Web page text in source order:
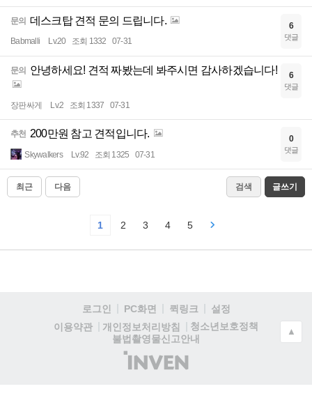
문의 데스크탑 견적 문의 드립니다.
Babmalli Lv.20 조회 1332 07-31
6
댓글
문의 안녕하세요! 견적 짜봤는데 봐주시면 감사하겠습니다!
장판싸게 Lv.2 조회 1337 07-31
6
댓글
추천 200만원 참고 견적입니다.
Skywalkers Lv.92 조회 1325 07-31
0
댓글
최근 다음 검색 글쓰기
1 2 3 4 5
로그인 PC화면 퀵링크
설정
이용약관
개인정보처리방침
청소년보호정책
불법촬영물신고안내
(주)
인
▲